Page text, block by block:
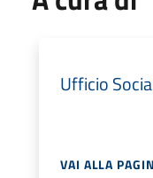
Ufficio
VAI ALLA